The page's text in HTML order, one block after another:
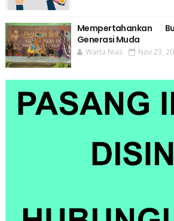
Mempertahankan
Generasi Muda
Warta Nias Nov 23,